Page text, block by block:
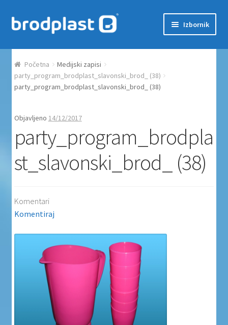
Preskoči na navigaciju
Skoči do sadržaja Izbornik
Početna
Auction Dashboard
Moj račun
Proizvodi
Uvjeti poslovanja
Uvjeti poslovanja
Zaštita privatnosti
Zaštita privatnosti i uvjeti poslovanja
Početna
Medijski zapisi
party_program_brodplast_slavonski_brod_ (38)
party_program_brodplast_slavonski_brod_ (38)
Objavljeno 14/12/2017
party_program_brodpla
st_slavonski_brod_ (38)
Komentari
Komentiraj